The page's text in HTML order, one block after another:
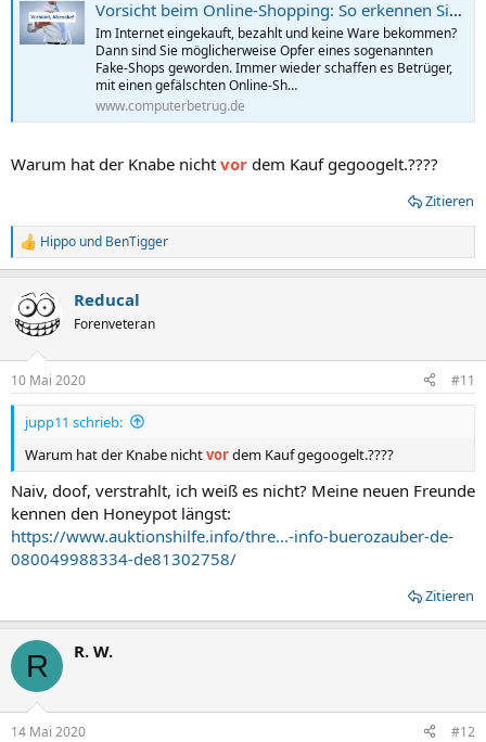
Vorsicht beim Online-Shopping: So erkennen Sie einen Fake-Shop
Im Internet eingekauft, bezahlt und keine Ware bekommen?
Dann sind Sie möglicherweise Opfer eines sogenannten
Fake-Shops geworden. Immer wieder schaffen es Betrüger,
mit einen gefälschten Online-Sh…
www.computerbetrug.de
Warum hat der Knabe nicht vor dem Kauf gegoogelt.????
Zitieren
R
e
k
t
i
e
n
Hippo und BenTigger
Reducal
Forenveteran
10 Mai 2020 #11
jupp11 schrieb:
Warum hat der Knabe nichtvordem Kauf gegoogelt.????
Naiv, doof, verstrahlt, ich weiß es nicht? Meine neuen Freunde
kennen den Honeypot längst:
https://www.auktionshilfe.info/thre...-info-buerozauber-de-
080049988334-de81302758/
Zitieren
R R. W.
14 Mai 2020 #12